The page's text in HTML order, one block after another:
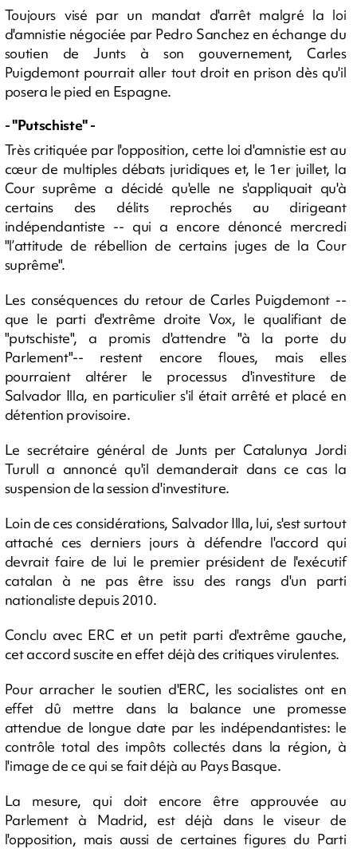
Toujours visé par un mandat d'arrêt malgré la loi
d'amnistie négociée par Pedro Sanchez en échange du
soutien de Junts à son gouvernement, Carles
Puigdemont pourrait aller tout droit en prison dès qu'il
posera le pied en Espagne.
- "Putschiste" -
Très critiquée par l'opposition, cette loi d'amnistie est au
cœur de multiples débats juridiques et, le 1er juillet, la
Cour suprême a décidé qu'elle ne s'appliquait qu'à
certains des délits reprochés au dirigeant
indépendantiste -- qui a encore dénoncé mercredi
"l’attitude de rébellion de certains juges de la Cour
suprême".
Les conséquences du retour de Carles Puigdemont --
que le parti d'extrême droite Vox, le qualifiant de
"putschiste", a promis d'attendre "à la porte du
Parlement"-- restent encore floues, mais elles
pourraient altérer le processus d'investiture de
Salvador Illa, en particulier s'il était arrêté et placé en
détention provisoire.
Le secrétaire général de Junts per Catalunya Jordi
Turull a annoncé qu'il demanderait dans ce cas la
suspension de la session d'investiture.
Loin de ces considérations, Salvador Illa, lui, s'est surtout
attaché ces derniers jours à défendre l'accord qui
devrait faire de lui le premier président de l'exécutif
catalan à ne pas être issu des rangs d'un parti
nationaliste depuis 2010.
Conclu avec ERC et un petit parti d'extrême gauche,
cet accord suscite en effet déjà des critiques virulentes.
Pour arracher le soutien d'ERC, les socialistes ont en
effet dû mettre dans la balance une promesse
attendue de longue date par les indépendantistes: le
contrôle total des impôts collectés dans la région, à
l'image de ce qui se fait déjà au Pays Basque.
La mesure, qui doit encore être approuvée au
Parlement à Madrid, est déjà dans le viseur de
l'opposition, mais aussi de certaines figures du Parti